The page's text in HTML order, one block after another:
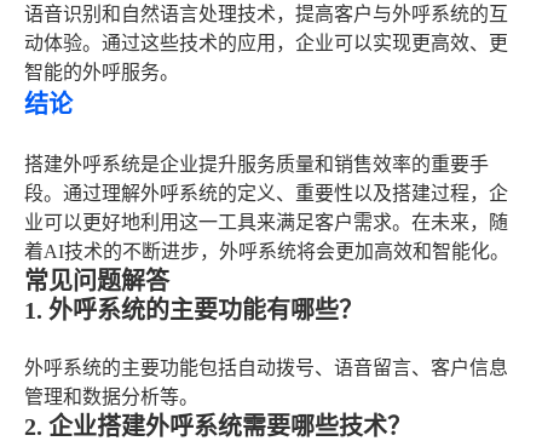
语音识别和自然语言处理技术，提高客户与外呼系统的互
动体验。通过这些技术的应用，企业可以实现更高效、更
智能的外呼服务。
结论
搭建外呼系统是企业提升服务质量和销售效率的重要手
段。通过理解外呼系统的定义、重要性以及搭建过程，企
业可以更好地利用这一工具来满足客户需求。在未来，随
着AI技术的不断进步，外呼系统将会更加高效和智能化。
常见问题解答
1. 外呼系统的主要功能有哪些？
外呼系统的主要功能包括自动拨号、语音留言、客户信息
管理和数据分析等。
2. 企业搭建外呼系统需要哪些技术？